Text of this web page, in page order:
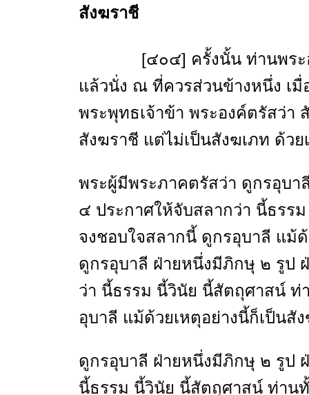
สังฆราชี
[๔๐๔] ครั้งนั้น ท่านพระอุบา
แล้วนั่ง ณ ที่ควรส่วนข้างหนึ่ง เมื่
พระพุทธเจ้าข้า พระองค์ตรัสว่า
สังฆราชี แต่ไม่เป็นสังฆเภท ด้วย
พระผู้มีพระภาคตรัสว่า ดูกรอุบ
๔ ประกาศให้จับสลากว่า นี้ธรร
จงชอบใจสลากนี้ ดูกรอุบาลี แม้
ดูกรอุบาลี ฝ่ายหนึ่งมีภิกษุ ๒ รูป
ว่า นี้ธรรม นี้วินัย นี้สัตถุศาสน์ ท่
อุบาลี แม้ด้วยเหตุอย่างนี้ก็เป็นสั
ดูกรอุบาลี ฝ่ายหนึ่งมีภิกษุ ๒ รูป
นี้ธรรม นี้วินัย นี้สัตถุศาสน์ ท่าน